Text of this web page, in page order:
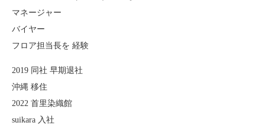
マネージャー
バイヤー
フロア担当長を 経験
2019 同社 早期退社
沖縄 移住
2022 首里染織館
suikara 入社